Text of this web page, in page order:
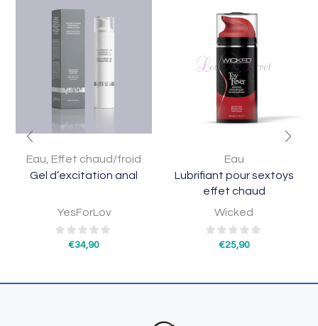
Eau, Effet chaud/froid
Gel d’excitation anal
YesForLov
€34,90
Eau
Lubrifiant pour sextoys
effet chaud
Wicked
€25,90